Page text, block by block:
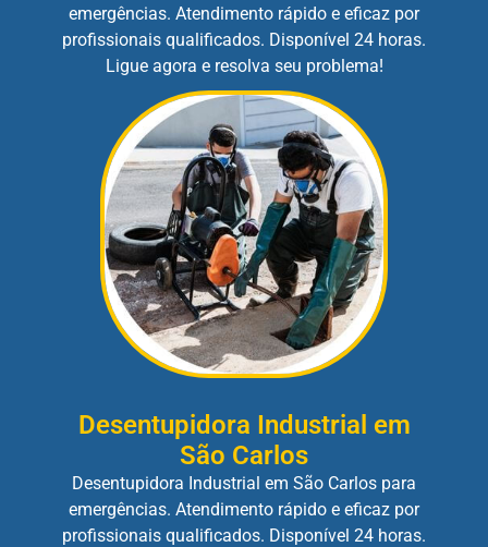
emergências. Atendimento rápido e eficaz por
profissionais qualificados. Disponível 24 horas.
Ligue agora e resolva seu problema!
Desentupidora Industrial em
São Carlos
Desentupidora Industrial em São Carlos para
emergências. Atendimento rápido e eficaz por
profissionais qualificados. Disponível 24 horas.